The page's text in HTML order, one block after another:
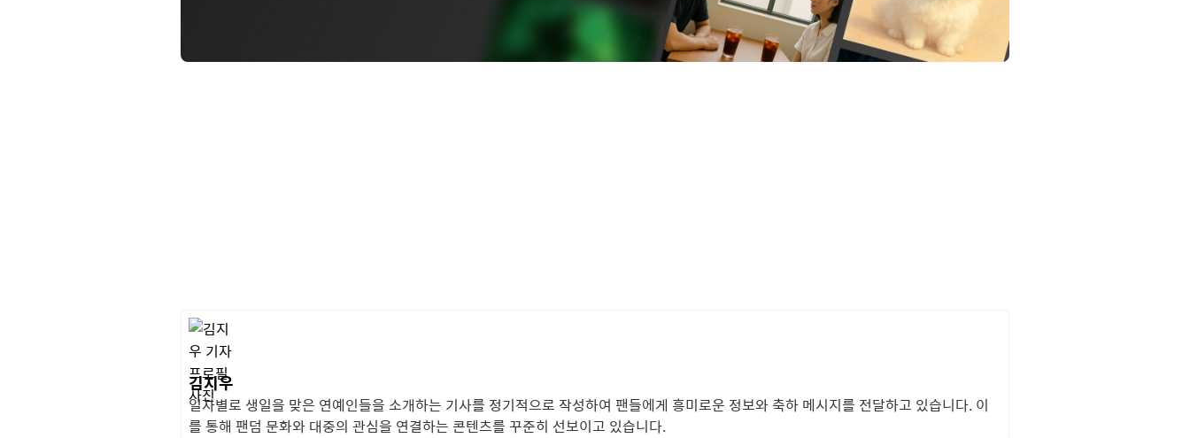
김지우
일자별로 생일을 맞은 연예인들을 소개하는 기사를 정기적으로 작성하여 팬들에게 흥미로운 정보와 축하 메시지를 전달하고 있습니다. 이
를 통해 팬덤 문화와 대중의 관심을 연결하는 콘텐츠를 꾸준히 선보이고 있습니다.